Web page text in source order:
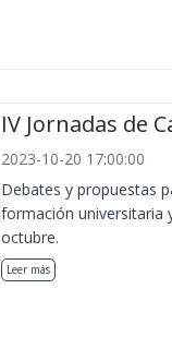
IV Jornadas de
2023-10-20 17:00:00
Debates y propuestas
formación universitaria
octubre.
Leer más